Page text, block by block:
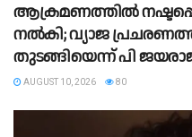
ആക്രമണത്തില്‍
നല്‍കി; വ്യാജ
തുടങ്ങിയെന്ന് പി
AUGUST 10, 2026 80